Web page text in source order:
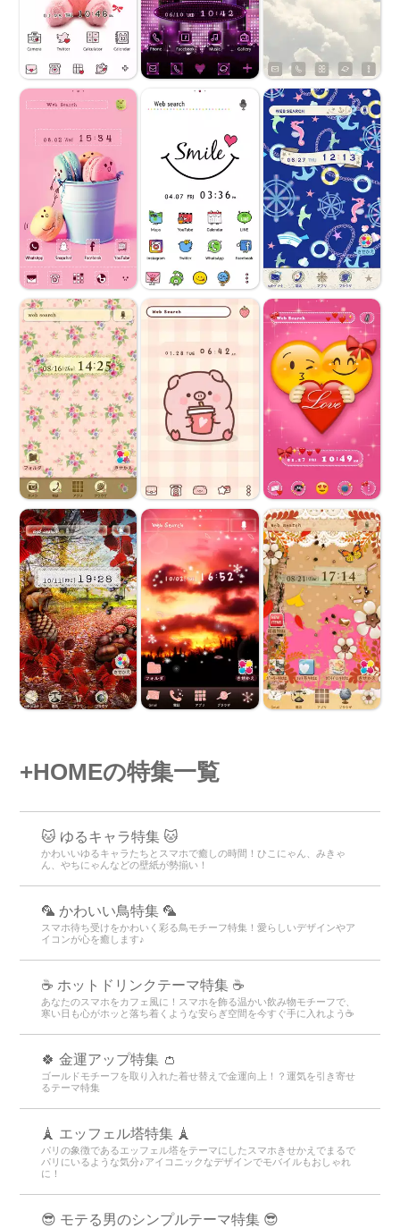
+HOMEの特集一覧
🐱 ゆるキャラ特集 🐱
かわいいゆるキャラたちとスマホで癒しの時間！ひこにゃん、みきゃ
ん、やちにゃんなどの壁紙が勢揃い！
🦜 かわいい鳥特集 🦜
スマホ待ち受けをかわいく彩る鳥モチーフ特集！愛らしいデザインやア
イコンが心を癒します♪
☕️ ホットドリンクテーマ特集 ☕️
あなたのスマホをカフェ風に！スマホを飾る温かい飲み物モチーフで、
寒い日も心がホッと落ち着くような安らぎ空間を今すぐ手に入れよう☕️
🍀 金運アップ特集 👛
ゴールドモチーフを取り入れた着せ替えで金運向上！？運気を引き寄せ
るテーマ特集
🗼 エッフェル塔特集 🗼
パリの象徴であるエッフェル塔をテーマにしたスマホきせかえでまるで
パリにいるような気分♪アイコニックなデザインでモバイルもおしゃれ
に！
😎 モテる男のシンプルテーマ特集 😎